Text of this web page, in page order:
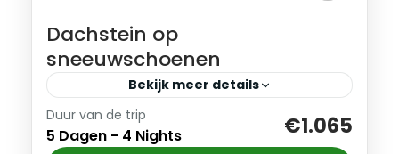
Dachstein op
sneeuwschoenen
Bekijk meer details
Wandel op sneeuwschoenen van hut
naar hut door ongerepte natuur in een
Duur van de trip
5 Dagen - 4 Nights €1.065